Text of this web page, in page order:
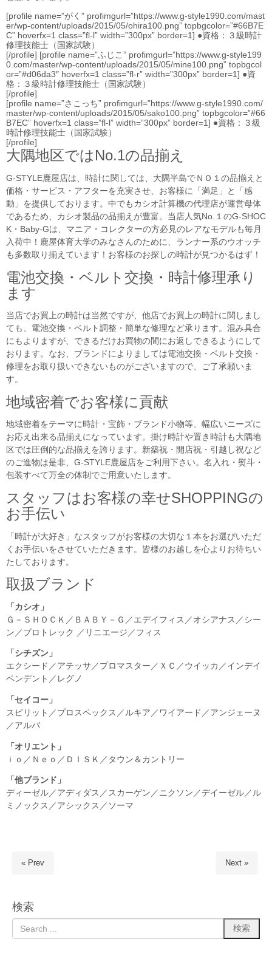
[profile name=”がく” profimgurl=”https://www.g-style1990.com/mast
er/wp-content/uploads/2015/05/ohira100.png” topbgcolor=”#66B7E
C” hoverfx=1 class=”fl-l” width=”300px” border=1] ●資格：３級時計
修理技能士（国家試験）
[/profile] [profile name=”ふじこ” profimgurl=”https://www.g-style199
0.com/master/wp-content/uploads/2015/05/mine100.png” topbgcol
or=”#d06da3″ hoverfx=1 class=”fl-r” width=”300px” border=1] ●資
格：３級時計修理技能士（国家試験）
[/profile]
[profile name=”さこっち” profimgurl=”https://www.g-style1990.com/
master/wp-content/uploads/2015/05/sako100.png” topbgcolor=”#66
B7EC” hoverfx=1 class=”fl-l” width=”300px” border=1] ●資格：３級
時計修理技能士（国家試験）
[/profile]
大隅地区ではNo.1の品揃え
G-STYLE鹿屋店は、時計に関しては、大隅半島でＮＯ１の品揃えと
価格・サービス・アフターを充実させ、お客様に「満足」と「感
動」を提供しております。中でもカシオ計算機の代理店が運営母体
であるため、カシオ製品の品揃えが豊富。当店人気No.１のG-SHOC
K・Baby-Gは、マニア・コレクターの方必見のレアなモデルも毎月
入荷中！鹿屋体育大学のみなさんのために、ランナー系のウオッチ
も多数取り揃えています！お客様のお探しの時計が見つかるはず！
電池交換・ベルト交換・時計修理承り
ます
当店でお買上の時計は当然ですが、他店でお買上の時計に関しまし
ても、電池交換・ベルト調整・簡単な修理など承ります。混み具合
にもよりますが、できるだけお買物の間にお返しできるようにして
おります。なお、ブランドによりましては電池交換・ベルト交換・
修理をお取り扱いできないものがございますので、ご了承願いま
す。
地域密着でお客様に貢献
地域密着をテーマに時計・宝飾・ブランド小物等、幅広いニーズに
お応え出来る品揃えになっています。掛け時計や置き時計も大隅地
区では圧倒的な品揃えを誇ります。新築祝・開店祝・引越し祝など
のご進物は是非、G-STYLE鹿屋店をご利用下さい。名入れ・熨斗・
包装すべて万全の体制でご用意いたします。
スタッフはお客様の幸せSHOPPINGの
お手伝い
「時計が大好き」なスタッフがお客様の大切な１本をお選びいただ
くお手伝いをさせていただきます。皆様のお越しを心よりお待ちい
たしております。
取扱ブランド
「カシオ」
Ｇ－ＳＨＯＣＫ／ＢＡＢＹ－Ｇ／エデイフィス／オシアナス／シー
ン／プロトレック ／リニエージ／フィス
「シチズン」
エクシード／アテッサ／プロマスター／ＸＣ／ウイッカ／インデイ
ペンデント／レグノ
「セイコー」
スピリット／プロスペックス／ルキア／ワイアード／アンジェーヌ
／アルバ
「オリエント」
ｉｏ／Ｎｅｏ／ＤＩＳＫ／タウン＆カントリー
「他ブランド」
ディーゼル／アディダス／スカーゲン／ニクソン／デイーゼル／ル
ミノックス／アシックス／ソーマ
« Prev Next »
検索